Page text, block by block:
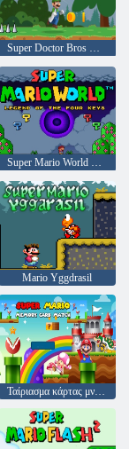
Super Doctor Bros Mano
Super Mario World Legend από τα τέσσερα κλειδιά
Mario Yggdrasil
Ταίριασμα κάρτας μνήμης Super Mario